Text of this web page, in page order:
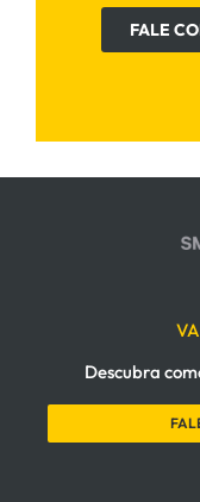
FALE
Descubra